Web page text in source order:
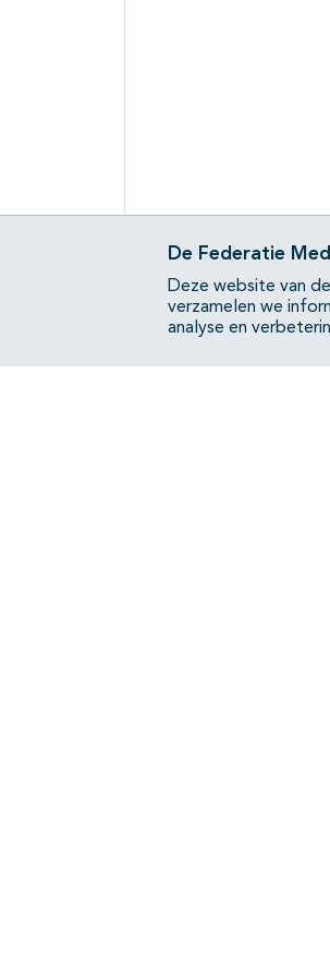
De Federatie
Deze website van
verzamelen we
analyse en